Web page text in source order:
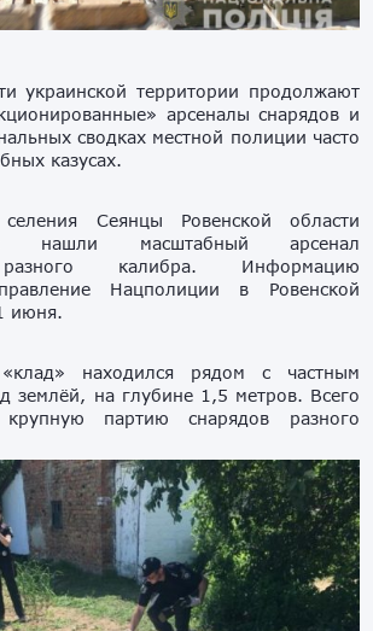
украинской территории продолжают
арсеналы снарядов и
сводках местной полиции часто
казусах.
Сеянцы Ровенской области
нашли масштабный арсенал
калибра. Информацию
Нацполиции в Ровенской
июня.
находился рядом с частным
землёй, на глубине 1,5 метров. Всего
партию снарядов разного